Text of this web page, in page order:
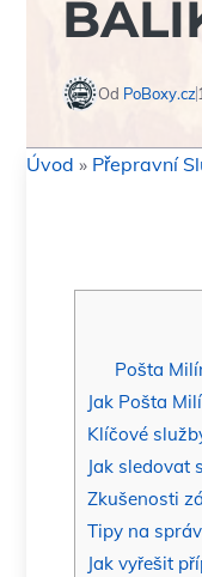
Od PoBoxy.cz
Úvod » Přepravní
Pošta
Jak Pošta
Klíčové
Jak sledovat
Zkušenosti
Tipy na
Jak vyřešit